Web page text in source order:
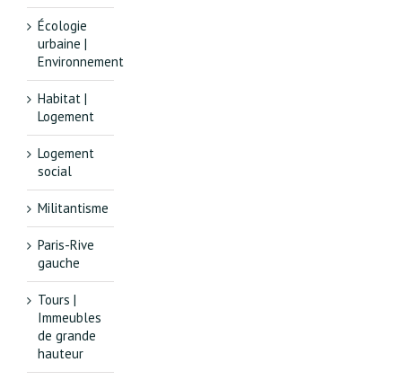
Écologie
urbaine |
Environnement
Habitat |
Logement
Logement
social
Militantisme
Paris-Rive
gauche
Tours |
Immeubles
de grande
hauteur